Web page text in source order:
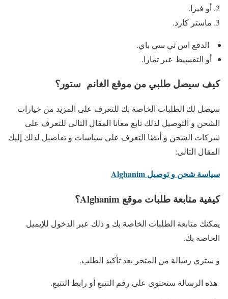
أو فيزا.
ماستر كارد.
الدفع اس تي سي باي.
أو التقسيط عبر تمارا.
كيف سيصل طلبي من موقع الغانم ستور؟
سيصل لك الطلبات الخاصة بك للتعرف على المزيد من خيارات
الشحن و التوصيل لذلك تابع معانا المقال التالى للتعرف على
شركات الشحن و أيضًا التعرف على سياسات و تفاصيل لذلك إليك
المقال التالى:
سياسة شحن و توصيل Alghanim
كيفية متابعة طلبات موقع Alghanim؟
يمكنك متابعة الطلبات الخاصة بك و ذلك عبر الدخول للإيميل
الخاصة بك.
و ستري رسالة من المتجر بعد تأكيد الطلب.
هذه الرسالة ستحتوى على رقم التتبع أو رابط التتبع.